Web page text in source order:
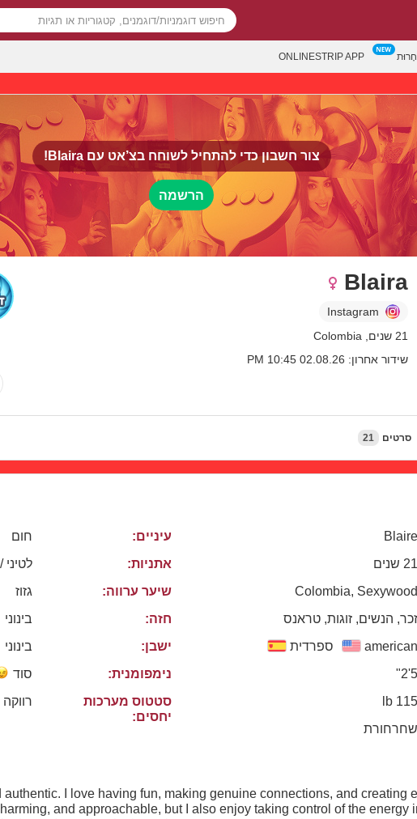
ONLINESTRIP APP
צור חשבון כדי להתחיל לשוחח בצ’אט עםBlaira!
הרשמה
Blaira
Instagram
21 שנים, Colombia
שידור אחרון: 02.08.26 10:45 PM
סרטים 21
Blaire
21 שנים
Colombia, Sexywood
זכר, הנשים, זוגות, טראנס
american ספרדית
5'2"
115 lb
שחרחורת
עיניים:
חום
אתניות:
לטיני
שיער ערווה:
גזוז
חזה:
בינוני
ישבן:
בינוני
נימפומנית:
סוד
סטטוס מערכות
יחסים:
רווקה
I love having fun, making genuine connections, and creating